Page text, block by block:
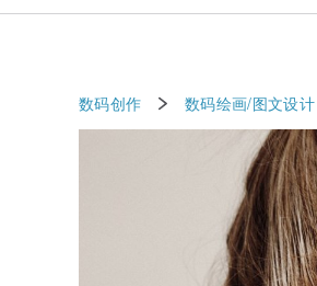
数码创作 数码绘画/图文设计